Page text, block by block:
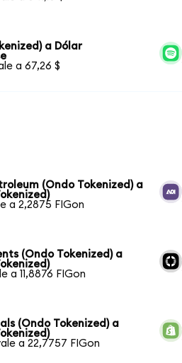
a Dólar
a 67,26 $
(Ondo Tokenized) a
a 2,2875 FIGon
(Ondo Tokenized) a
a 11,8876 FIGon
(Ondo Tokenized) a
a 22,7757 FIGon